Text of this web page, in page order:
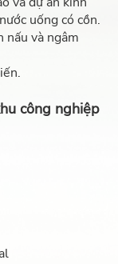
uống có cồn.
nấu và ngâm
công nghiệp